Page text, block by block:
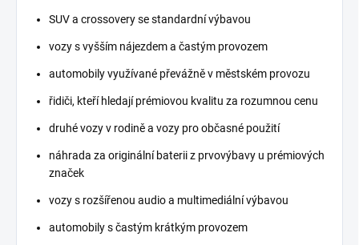
SUV a crossovery se standardní výbavou
vozy s vyšším nájezdem a častým provozem
automobily využívané převážně v městském provozu
řidiči, kteří hledají prémiovou kvalitu za rozumnou cenu
druhé vozy v rodině a vozy pro občasné použití
náhrada za originální baterii z prvovýbavy u prémiových
značek
vozy s rozšířenou audio a multimediální výbavou
automobily s častým krátkým provozem